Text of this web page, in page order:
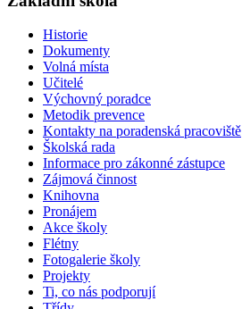
Historie
Dokumenty
Volná místa
Učitelé
Výchovný poradce
Metodik prevence
Kontakty na poradenská pracoviště
Školská rada
Informace pro zákonné zástupce
Zájmová činnost
Knihovna
Pronájem
Akce školy
Flétny
Fotogalerie školy
Projekty
Ti, co nás podporují